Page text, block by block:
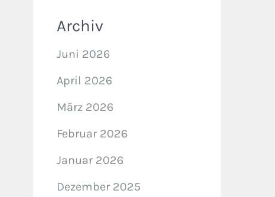
Archiv
Juni 2026
April 2026
März 2026
Februar 2026
Januar 2026
Dezember 2025